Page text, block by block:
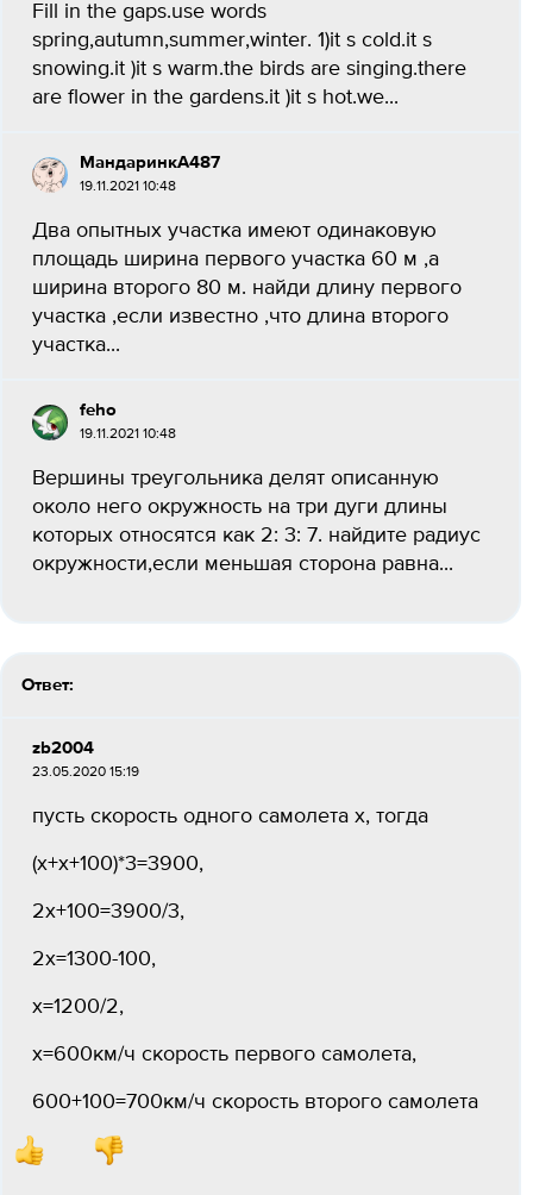
Fill in the gaps.use words
spring,autumn,summer,winter. 1)it s cold.it s
snowing.it )it s warm.the birds are singing.there
are flower in the gardens.it )it s hot.we...
МандаринкА487
19.11.2021 10:48
Два опытных участка имеют одинаковую
площадь ширина первого участка 60 м ,а
ширина второго 80 м. найди длину первого
участка ,если известно ,что длина второго
участка...
feho
19.11.2021 10:48
Вершины треугольника делят описанную
около него окружность на три дуги длины
которых относятся как 2: 3: 7. найдите радиус
окружности,если меньшая сторона равна...
Ответ:
zb2004
23.05.2020 15:19
пусть скорость одного самолета х, тогда
(х+х+100)*3=3900,
2х+100=3900/3,
2х=1300-100,
х=1200/2,
х=600км/ч скорость первого самолета,
600+100=700км/ч скорость второго самолета